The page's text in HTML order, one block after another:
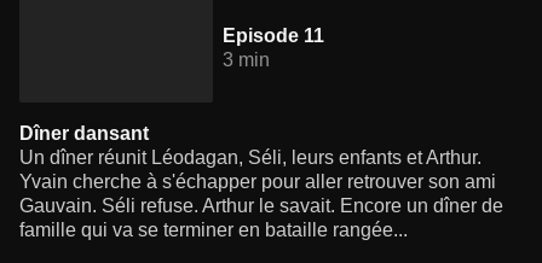
Episode 11
3 min
Dîner dansant
Un dîner réunit Léodagan, Séli, leurs enfants et Arthur.
Yvain cherche à s'échapper pour aller retrouver son ami
Gauvain. Séli refuse. Arthur le savait. Encore un dîner de
famille qui va se terminer en bataille rangée...